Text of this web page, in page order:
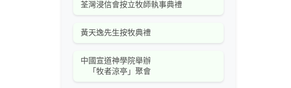
荃灣浸信會按立牧師執事典禮
黃天逸先生按牧典禮
中國宣道神學院舉辦
「牧者涼亭」聚會